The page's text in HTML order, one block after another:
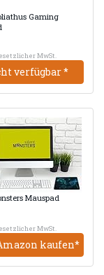
Gaming
MwSt.
verfügbar *
Mauspad
MwSt.
kaufen*